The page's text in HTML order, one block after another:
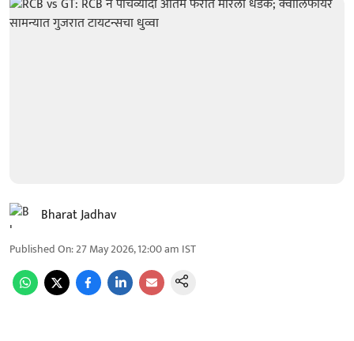
Bharat Jadhav
Published On:27 May 2026, 12:00 am IST